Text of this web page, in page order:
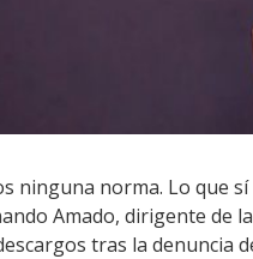
ninguna norma. Lo que
Amado, dirigente de
tras la denuncia